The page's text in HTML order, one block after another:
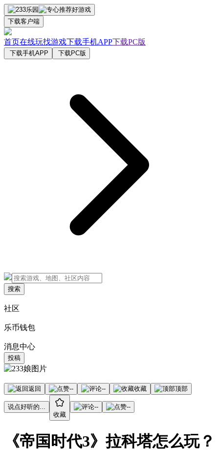
下载客户端
首页在线玩找游戏下载手机APP下载PC版
下载手机APP 下载PC版
搜索
社区
乐币钱包
消息中心
投稿
返回 -- -- 收藏 顶部
说点好听的...
收藏
-- --
《帝国时代3》拉科塔怎么玩？